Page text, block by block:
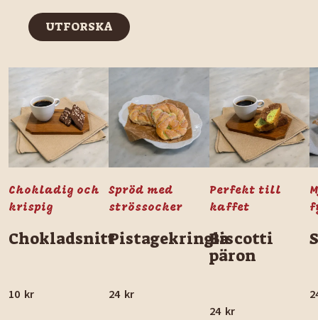
UTFORSKA
UTFORSKA
Chokladig och
krispig
Chokladsnitt
10 kr
Spröd med
strössocker
Pistagekringla
24 kr
Perfekt till
kaffet
Biscotti
päron
24 kr